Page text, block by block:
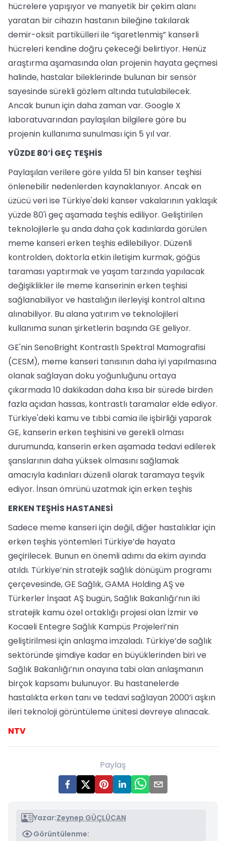
hücrelere yapışıyor ve manyetik bir çekim alanı
yaratan bir cihazın hastanın bileğine takılarak
demir-oksit partikülleri ile “işaretlenmiş” kanserli
hücreleri kendine doğru çekeceği belirtiyor. Henüz
araştırma aşamasında olan projenin hayata geçmesi
halinde, hastalar bileklerinde bulunan bir sensör
sayesinde sürekli gözlem altında tutulabilecek.
Ancak bunun için daha zaman var. Google X
laboratuvarından paylaşılan bilgilere göre bu
projenin kullanıma sunulması için 5 yıl var.
YÜZDE 80’İ GEÇ TEŞHİS
Paylaşılan verilere göre yılda 51 bin kanser teşhisi
önlenebilir nedenlerden kaynaklanıyor. Ancak en
üzücü veri ise Türkiye'deki kanser vakalarının yaklaşık
yüzde 80'i geç aşamada teşhis ediliyor. Geliştirilen
teknolojilerle şu anda daha çok kadınlarda görülen
meme kanseri erken teşhis edilebiliyor. Düzenli
kontrolden, doktorla etkin iletişim kurmak, göğüs
taraması yaptırmak ve yaşam tarzında yapılacak
değişiklikler ile meme kanserinin erken teşhisi
sağlanabiliyor ve hastalığın ilerleyişi kontrol altına
alınabiliyor. Bu alana yatırım ve teknolojileri
kullanıma sunan şirketlerin başında GE geliyor.
GE'nin SenoBright Kontrastlı Spektral Mamografisi
(CESM), meme kanseri tanısının daha iyi yapılmasına
olanak sağlayan doku yoğunluğunu ortaya
çıkarmada 10 dakikadan daha kısa bir sürede birden
fazla açıdan hassas, kontrastlı taramalar elde ediyor.
Türkiye'deki kamu ve tıbbi camia ile işbirliği yaparak
GE, kanserin erken teşhisini ve gerekli olması
durumunda, kanserin erken aşamada tedavi edilerek
şanslarının daha yüksek olmasını sağlamak
amacıyla kadınları düzenli olarak taramaya teşvik
ediyor. İnsan ömrünü uzatmak için erken teşhis
ERKEN TEŞHİS HASTANESİ
Sadece meme kanseri için değil, diğer hastalıklar için
erken teşhis yöntemleri Türkiye’de hayata
geçirilecek. Bunun en önemli adımı da ekim ayında
atıldı. Türkiye’nin stratejik sağlık dönüşüm programı
çerçevesinde, GE Sağlık, GAMA Holding AŞ ve
Türkerler İnşaat AŞ bugün, Sağlık Bakanlığı’nın iki
stratejik kamu özel ortaklığı projesi olan İzmir ve
Kocaeli Entegre Sağlık Kampüs Projeleri’nin
geliştirilmesi için anlaşma imzaladı. Türkiye’de sağlık
sektöründe şimdiye kadar en büyüklerinden biri ve
Sağlık Bakanlığı’nın onayına tabi olan anlaşmanın
birçok kapsamı bulunuyor. Bu hastanelerde
hastalıkta erken tanı ve tedavi sağlayan 2000’i aşkın
ileri teknoloji görüntüleme ünitesi devreye alınacak.
NTV
Paylaş
Yazar:Zeynep GÜÇLÜCAN
Görüntülenme: